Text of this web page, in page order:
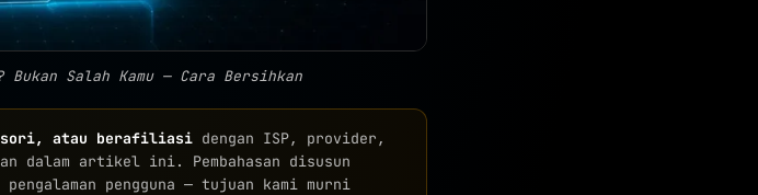
Salah Kamu — Cara Bersihkan
atau berafiliasi dengan ISP, provider,
dalam artikel ini. Pembahasan disusun
pengguna — tujuan kami murni